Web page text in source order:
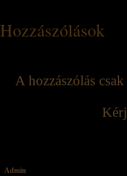
Hozzászólások
A hozzászólás
Admin